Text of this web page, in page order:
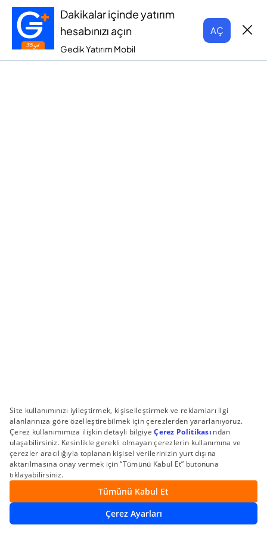
Dakikalar içinde yatırım
hesabınızı açın
Gedik Yatırım Mobil
AÇ